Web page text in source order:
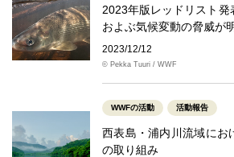
2023年版レッドリスト
およぶ気候変動の脅威が
2023/12/12
© Pekka Tuuri / WWF
WWFの活動 活動報告
西表島・浦内川流域にお
の取り組み